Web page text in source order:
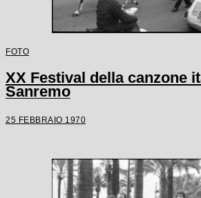
FOTO
XX Festival della canzone
Sanremo
25 FEBBRAIO 1970